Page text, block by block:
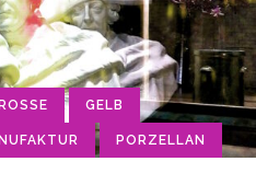
GELB
PORZELLAN